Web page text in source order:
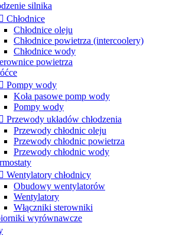
silnika
 Chłodnice
Chłodnice oleju
Chłodnice powietrza (intercoolery)
Chłodnice wody
powietrza
 Pompy wody
Koła pasowe pomp wody
Pompy wody
 Przewody układów chłodzenia
Przewody chłodnic oleju
Przewody chłodnic powietrza
Przewody chłodnic wody
 Wentylatory chłodnicy
Obudowy wentylatorów
Wentylatory
Włączniki sterowniki
wyrównawcze